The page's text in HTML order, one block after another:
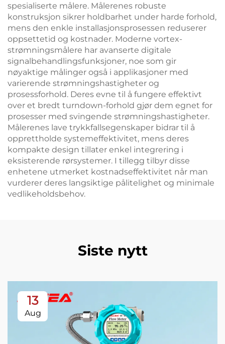
spesialiserte målere. Målerenes robuste
konstruksjon sikrer holdbarhet under harde forhold,
mens den enkle installasjonsprosessen reduserer
oppsettetid og kostnader. Moderne vortex-
strømningsmålere har avanserte digitale
signalbehandlingsfunksjoner, noe som gir
nøyaktige målinger også i applikasjoner med
varierende strømningshastigheter og
prosessforhold. Deres evne til å fungere effektivt
over et bredt turndown-forhold gjør dem egnet for
prosesser med svingende strømningshastigheter.
Målerenes lave trykkfallsegenskaper bidrar til å
opprettholde systemeffektivitet, mens deres
kompakte design tillater enkel integrering i
eksisterende rørsystemer. I tillegg tilbyr disse
enhetene utmerket kostnadseffektivitet når man
vurderer deres langsiktige pålitelighet og minimale
vedlikeholdsbehov.
Siste nytt
13
Aug